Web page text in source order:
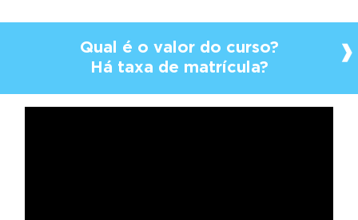
Qual é o valor do curso?
Há taxa de matrícula?